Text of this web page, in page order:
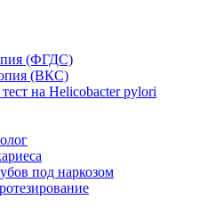
(ФГДС)
(ВКС)
на Helicobacter pylori
под наркозом